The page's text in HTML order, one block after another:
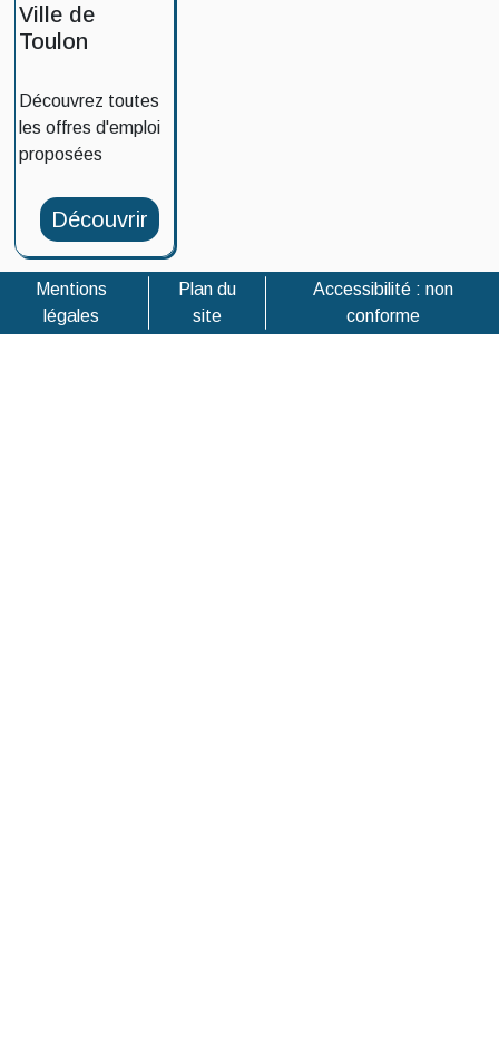
Ville de
Toulon
Découvrez toutes
les offres d'emploi
proposées
Découvrir
Mentions
légales
Plan du
site
Accessibilité : non
conforme